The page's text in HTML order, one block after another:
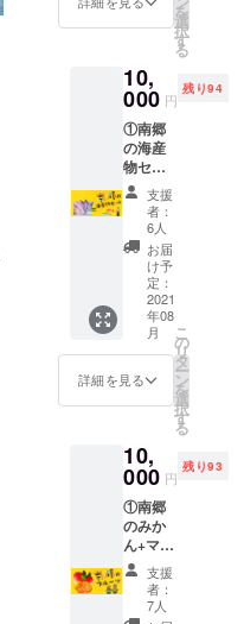
※当日、
打ち上
げなが
らメッ
セージ
を読み
あげる
プラン
です。
読み上
げて欲
しい
メッ
セージ
を50文
字以内
で備考
欄に添
記載を
希望す
るお名
前を備
考欄に
ご記入
くださ
い。
ます。
「八重
https://
www.da
reyami.
jp/bran
dlist/fur
usawa/
yaezak
urayum
e/6165/
「爽や
か飫肥
杉」
https://
www.da
reyami.
jp/bran
dlist/ino
援者の
お名前
を記載
したチ
ラシ
データ
とお礼
メール
をお届
を
選
択
す
る
10,
000 円
残り94
①南郷
の海産
物セッ
ト（ア
ジの開
きなど
の海産
物の加
工品）5
匹程度
をお届
けいた
しま
す。 ②
支援者
のお名
載した
チラシ
データ
とお礼
メール
をお届
けいた
しま
す。 ※
支援
者：
6人
お届
け予
定：
2021
年08
月
詳細を見る
こ
の
リ
タ
ー
ン
を
選
択
す
る
10,
000 円
残り93
①南郷
のみか
ん+マン
ゴーを
お付け
したお
支援
者：
7人